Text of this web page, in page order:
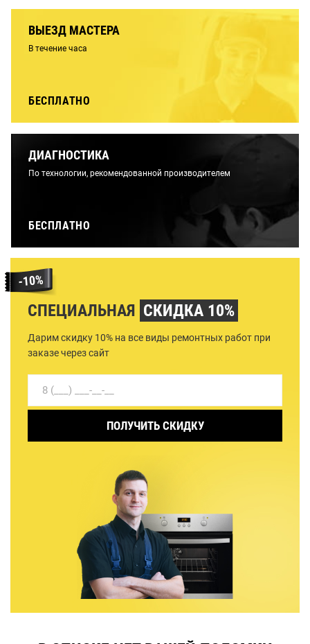
ВЫЕЗД МАСТЕРА
В течение часа
БЕСПЛАТНО
ДИАГНОСТИКА
По технологии, рекомендованной производителем
БЕСПЛАТНО
СПЕЦИАЛЬНАЯ СКИДКА 10%
Дарим скидку 10% на все виды ремонтных работ при
заказе через сайт
ПОЛУЧИТЬ СКИДКУ